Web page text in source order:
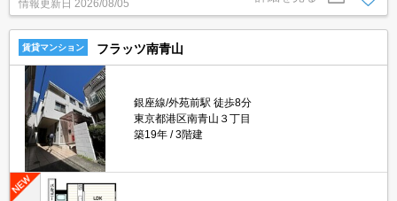
情報更新日 2026/08/05
賃貸マンション フラッツ南青山
銀座線/外苑前駅 徒歩8分
東京都港区南青山３丁目
築19年
3階建